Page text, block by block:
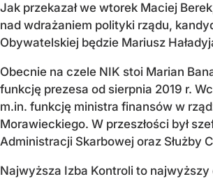
Jak przekazał we wtorek Maciej
nad wdrażaniem polityki rządu,
Obywatelskiej będzie Mariusz
Obecnie na czele NIK stoi Marian
funkcję prezesa od sierpnia 2019 r.
m.in. funkcję ministra finansów w
Morawieckiego. W przeszłości był
Administracji Skarbowej oraz Służby
Najwyższa Izba Kontroli to najwyższy